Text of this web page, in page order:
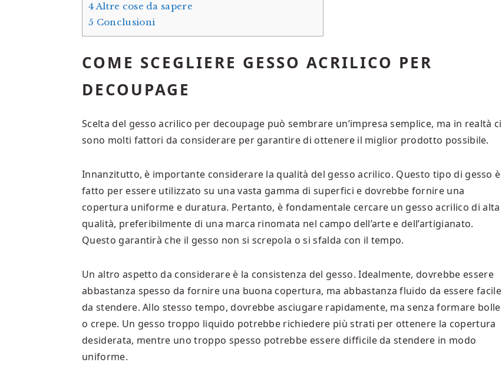
4Altre cose da sapere
5 Conclusioni
COME SCEGLIERE GESSO ACRILICO PER
DECOUPAGE
Scelta del gesso acrilico per decoupage può sembrare un’impresa semplice, ma in realtà ci
sono molti fattori da considerare per garantire di ottenere il miglior prodotto possibile.
Innanzitutto, è importante considerare la qualità del gesso acrilico. Questo tipo di gesso è
fatto per essere utilizzato su una vasta gamma di superfici e dovrebbe fornire una
copertura uniforme e duratura. Pertanto, è fondamentale cercare un gesso acrilico di alta
qualità, preferibilmente di una marca rinomata nel campo dell’arte e dell’artigianato.
Questo garantirà che il gesso non si screpola o si sfalda con il tempo.
Un altro aspetto da considerare è la consistenza del gesso. Idealmente, dovrebbe essere
abbastanza spesso da fornire una buona copertura, ma abbastanza fluido da essere facile
da stendere. Allo stesso tempo, dovrebbe asciugare rapidamente, ma senza formare bolle
o crepe. Un gesso troppo liquido potrebbe richiedere più strati per ottenere la copertura
desiderata, mentre uno troppo spesso potrebbe essere difficile da stendere in modo
uniforme.